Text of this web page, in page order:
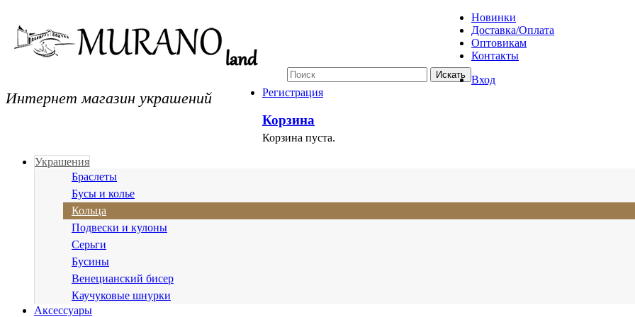
Интернет магазин украшений
Новинки
Доставка/Оплата
Оптовикам
Контакты
Вход
Регистрация
Корзина
Корзина пуста.
Украшения
Браслеты
Бусы и колье
Кольца
Подвески и кулоны
Серьги
Бусины
Венецианский бисер
Каучуковые шнурки
Аксессуары